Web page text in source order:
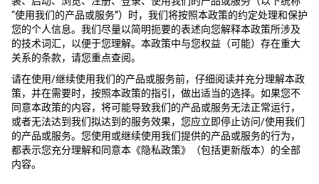
“使用我们的产品或服务”）时，我们将按照本政策的约定处理和保护
您的个人信息。我们尽量以简明扼要的表述向您解释本政策所涉及
的技术词汇，以便于您理解。本政策中与您权益（可能）存在重大
关系的条款，请您重点查阅。
请在使用/继续使用我们的产品或服务前，仔细阅读并充分理解本政
策，并在需要时，按照本政策的指引，做出适当的选择。如果您不
同意本政策的内容，将可能导致我们的产品或服务无法正常运行，
或者无法达到我们拟达到的服务效果，您应立即停止访问/使用我们
的产品或服务。您使用或继续使用我们提供的产品或服务的行为，
都表示您充分理解和同意本《隐私政策》（包括更新版本）的全部
内容。